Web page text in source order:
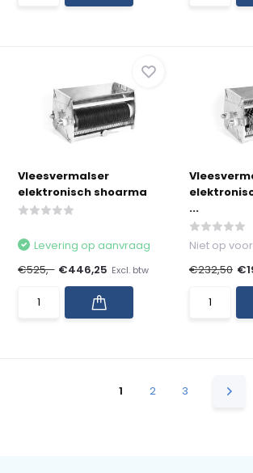
Vleesvermalser
elektronisch shoarma
Levering op aanvraag
€525,- €446,25 Excl. btw
...
Niet op
€232,50
1 2 3